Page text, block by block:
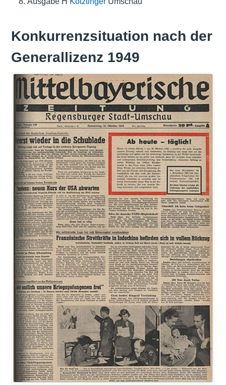
Konkurrenzsituation nach der
Generallizenz 1949